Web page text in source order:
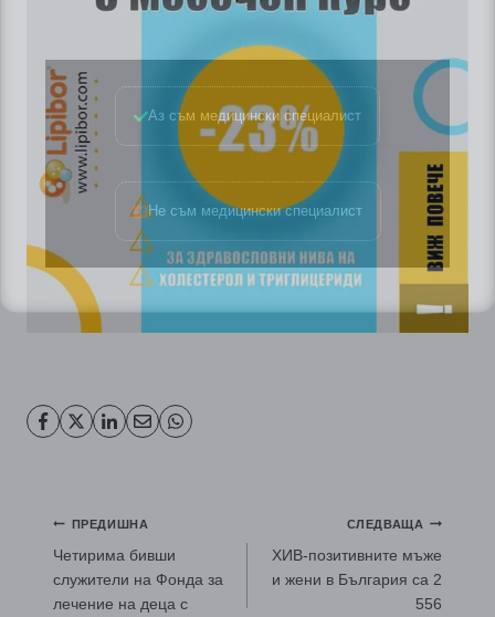
Навигация
ПРЕДИШНА
Четирима бивши
служители на Фонда за
лечение на деца с
СЛЕДВАЩА
ХИВ-позитивните мъже
и жени в България са 2
556
Аз съм медицински специалист
Не съм медицински специалист